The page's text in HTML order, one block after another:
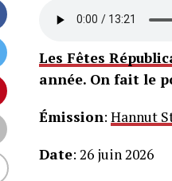
Les Fêtes
année. On fait le
Émission: Hannut
Date: 26 juin 2026